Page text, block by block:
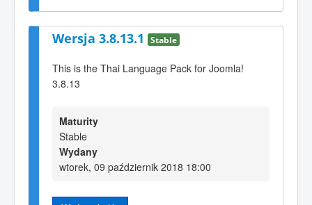
Wersja 3.8.13.1 Stable
This is the Thai Language Pack for Joomla!
3.8.13
Maturity
Stable
Wydany
wtorek, 09 październik 2018 18:00